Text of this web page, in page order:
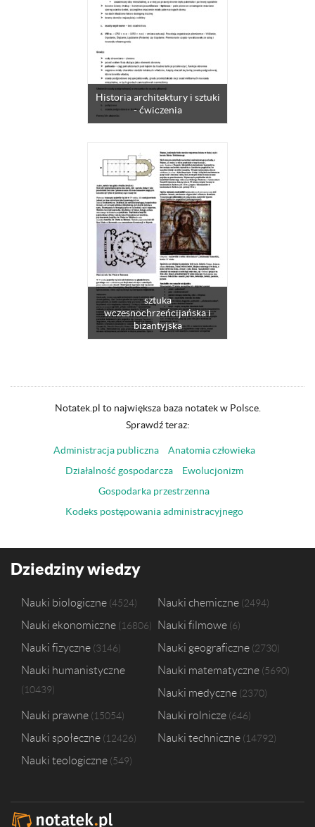
Historia architektury i sztuki
- ćwiczenia
sztuka
wczesnochrzeńcijańska i
bizantyjska
Notatek.pl to największa baza notatek w Polsce.
Sprawdź teraz:
Administracja publiczna
Anatomia człowieka
Działalność gospodarcza
Ewolucjonizm
Gospodarka przestrzenna
Kodeks postępowania administracyjnego
Dziedziny wiedzy
Nauki biologiczne 4524 Nauki chemiczne 2494
Nauki ekonomiczne 16806 Nauki filmowe 6
Nauki fizyczne 3146 Nauki geograficzne 2730
Nauki humanistyczne
10439
Nauki matematyczne 5690
Nauki medyczne 2370
Nauki prawne 15054 Nauki rolnicze 646
Nauki społeczne 12426 Nauki techniczne 14792
Nauki teologiczne 549